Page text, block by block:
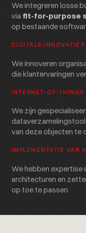
We integreren losse
via fit-for-purpose
op bestaande
DIGITALE INNOVATIES
We innoveren
die klantervaringen
INTERNET-OF-THINGS
We zijn
van deze objecten te
IMPLEMENTATIE VAN
We hebben expertise
architecturen en
op toe te passen.